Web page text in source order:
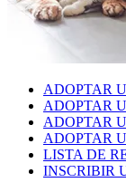
ADOPTAR
ADOPTAR
ADOPTAR
ADOPTAR
LISTA DE
INSCRIBIR